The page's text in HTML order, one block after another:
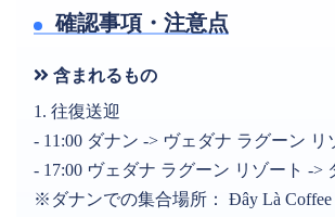
確認事項・注意点
含まれるもの
1. 往復送迎
- 11:00 ダナン -> ヴェダナ ラグーン リ
- 17:00 ヴェダナ ラグーン リゾート ->
※ダナンでの集合場所： Đây Là Coffee